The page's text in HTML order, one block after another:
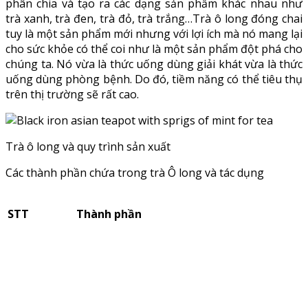
phân chia và tạo ra các dạng sản phẩm khác nhau như
trà xanh, trà đen, trà đỏ, trà trắng…Trà ô long đóng chai
tuy là một sản phẩm mới nhưng với lợi ích mà nó mang lại
cho sức khỏe có thể coi như là một sản phẩm đột phá cho
chúng ta. Nó vừa là thức uống dùng giải khát vừa là thức
uống dùng phòng bệnh. Do đó, tiềm năng có thể tiêu thụ
trên thị trường sẽ rất cao.
Trà ô long và quy trình sản xuất
Các thành phần chứa trong trà Ô long và tác dụng
STT Thành phần